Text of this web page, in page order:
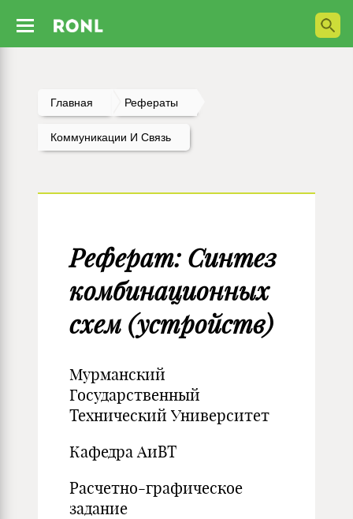
Главная Рефераты
Коммуникации И Связь
Реферат: Синтез
комбинационных
схем (устройств)
Мурманский
Государственный
Технический Университет
Кафедра АиВТ
Расчетно-графическое
задание